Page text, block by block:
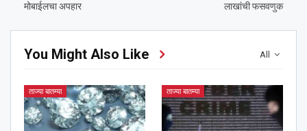
मोबाईलचा अपहार
लाखांची फसवणुक
All
You Might Also Like
ताज्या बातम्या ताज्या बातम्या